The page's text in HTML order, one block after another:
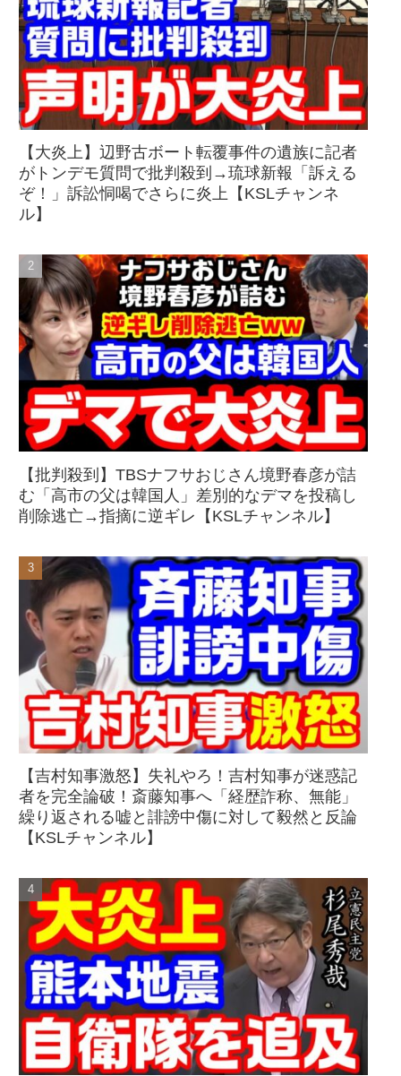
【大炎上】辺野古ボート転覆事件の遺族に記者
がトンデモ質問で批判殺到→琉球新報「訴える
ぞ！」訴訟恫喝でさらに炎上【KSLチャンネ
ル】
【批判殺到】TBSナフサおじさん境野春彦が詰
む「高市の父は韓国人」差別的なデマを投稿し
削除逃亡→指摘に逆ギレ【KSLチャンネル】
【吉村知事激怒】失礼やろ！吉村知事が迷惑記
者を完全論破！斎藤知事へ「経歴詐称、無能」
繰り返される嘘と誹謗中傷に対して毅然と反論
【KSLチャンネル】